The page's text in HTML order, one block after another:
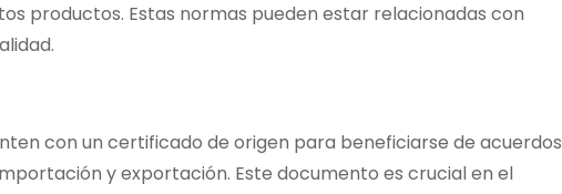
productos. Estas normas pueden estar relacionadas con
con un certificado de origen para beneficiarse de acuerdos
y exportación. Este documento es crucial en el